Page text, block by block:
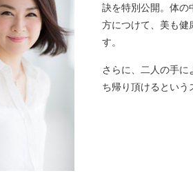
訣を特別公開。体の
方につけて、美も健
す。
さらに、二人の手
ち帰り頂けるという